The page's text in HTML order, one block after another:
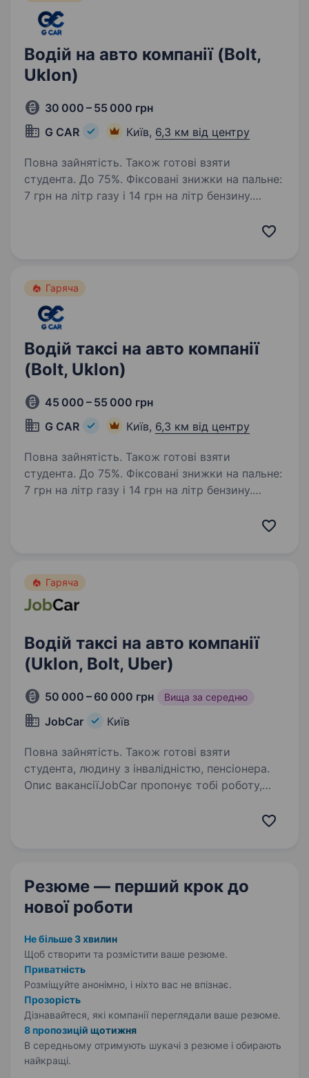
Водій на авто компанії (Bolt,
Uklon)
30 000 – 55 000 грн
G CAR
Київ, 6,3 км від центру
Повна зайнятість. Також готові взяти
студента. До 75%. Фіксовані знижки на пальне:
7 грн на літр газу і 14 грн на літр бензину.
Гаряча
Водій таксі на авто компанії
(Bolt, Uklon)
45 000 – 55 000 грн
G CAR
Київ, 6,3 км від центру
Повна зайнятість. Також готові взяти
студента. До 75%. Фіксовані знижки на пальне:
7 грн на літр газу і 14 грн на літр бензину.
Гаряча
Водій таксі на авто компанії
(Uklon, Bolt, Uber)
50 000 – 60 000 грн Вища за середню
JobCar Київ
Повна зайнятість. Також готові взяти
студента, людину з інвалідністю, пенсіонера.
Опис вакансіїJobCar пропонує тобі роботу,
Ми — офіційний партнер UBER, BOLT, UKLON
Резюме — перший крок до
нової роботи
Не більше 3 хвилин
Щоб створити та розмістити ваше резюме.
Приватність
Розміщуйте анонімно, і ніхто вас не впізнає.
Прозорість
Дізнавайтеся, які компанії переглядали ваше резюме.
8 пропозицій щотижня
В середньому отримують шукачі з резюме і обирають
найкращі.